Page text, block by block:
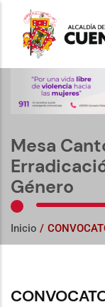
contenido
principal
Mesa
Género
Inicio /